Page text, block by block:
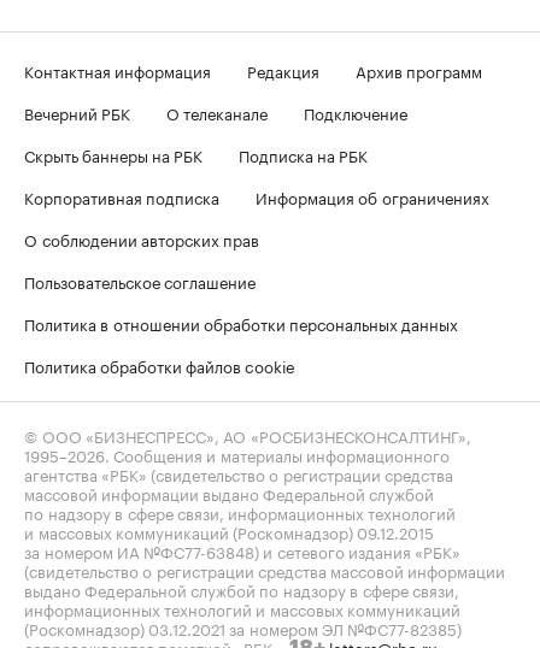
Контактная информация Редакция
Архив программ
Вечерний РБК
О телеканале
Подключение
Скрыть баннеры на РБК
Подписка на РБК
Корпоративная подписка
Информация об ограничениях
О соблюдении авторских прав
Пользовательское соглашение
Политика в отношении обработки персональных данных
Политика обработки файлов cookie
© ООО «БИЗНЕСПРЕСС», АО «РОСБИЗНЕСКОНСАЛТИНГ»,
1995–2026 . Сообщения и материалы информационного
агентства «РБК» (свидетельство о регистрации средства
массовой информации выдано Федеральной службой
по надзору в сфере связи, информационных технологий
и массовых коммуникаций (Роскомнадзор) 09.12.2015
за номером ИА №ФС77-63848) и сетевого издания «РБК»
(свидетельство о регистрации средства массовой информации
выдано Федеральной службой по надзору в сфере связи,
информационных технологий и массовых коммуникаций
(Роскомнадзор) 03.12.2021 за номером ЭЛ №ФС77-82385)